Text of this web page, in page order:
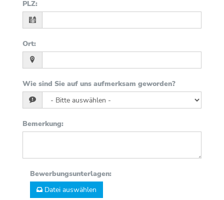
PLZ:
Ort:
Wie sind Sie auf uns aufmerksam geworden?
Bemerkung:
Bewerbungsunterlagen:
Datei auswählen